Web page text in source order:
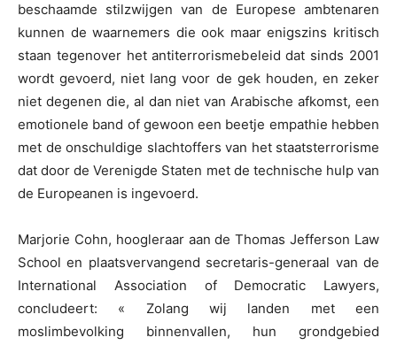
beschaamde stilzwijgen van de Europese ambtenaren
kunnen de waarnemers die ook maar enigszins kritisch
staan tegenover het antiterrorismebeleid dat sinds 2001
wordt gevoerd, niet lang voor de gek houden, en zeker
niet degenen die, al dan niet van Arabische afkomst, een
emotionele band of gewoon een beetje empathie hebben
met de onschuldige slachtoffers van het staatsterrorisme
dat door de Verenigde Staten met de technische hulp van
de Europeanen is ingevoerd.
Marjorie Cohn, hoogleraar aan de Thomas Jefferson Law
School en plaatsvervangend secretaris-generaal van de
International Association of Democratic Lawyers,
concludeert: « Zolang wij landen met een
moslimbevolking binnenvallen, hun grondgebied